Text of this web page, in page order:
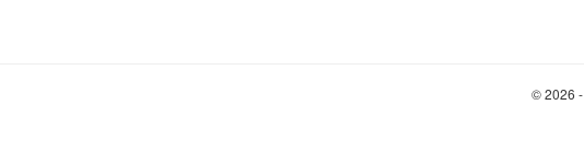
© 2026 -